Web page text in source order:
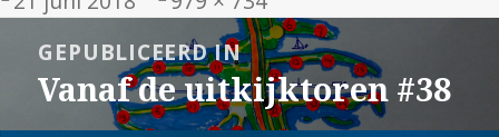
grootte
navigatieGEPUBLICEERD IN
Vanaf de uitkijktoren #38